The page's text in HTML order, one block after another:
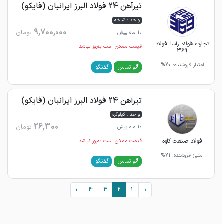
تجارت فولاد راسا. فولاد
369
امتیاز فروشنده: 70%
تیرآهن 24 فولاد البرز ایرانیان (فایکو)
واحد : شاخه
10 ماه پیش
9,700,000 تومان
قیمت ممکن است به‌روز نباشد
تماس گفتگو
فولاد صنعت کاوه
امتیاز فروشنده: 71%
تیرآهن 24 فولاد البرز ایرانیان (فایکو)
واحد : کیلوگرم
10 ماه پیش
26,300 تومان
قیمت ممکن است به‌روز نباشد
تماس گفتگو
‹
1
2
3
4
›